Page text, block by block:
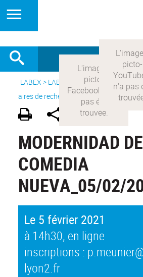
LABEX > LABEX COMOD> Version
aires de recherche> Modernités
MODERNIDAD
COMEDIA
NUEVA_05/02/
Le 5 février 2021
à 14h30, en ligne
inscriptions :
lyon2.fr